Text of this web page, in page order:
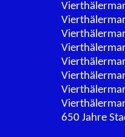
650 Jahre